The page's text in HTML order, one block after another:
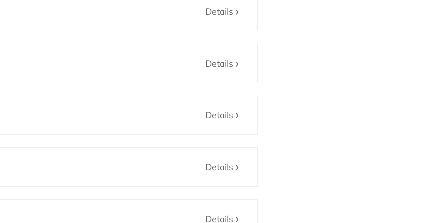
Details
Details
Details
Details
Details